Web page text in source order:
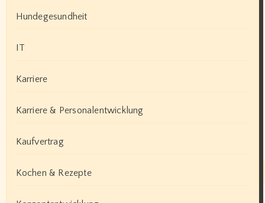
Hundegesundheit
IT
Karriere
Karriere & Personalentwicklung
Kaufvertrag
Kochen & Rezepte